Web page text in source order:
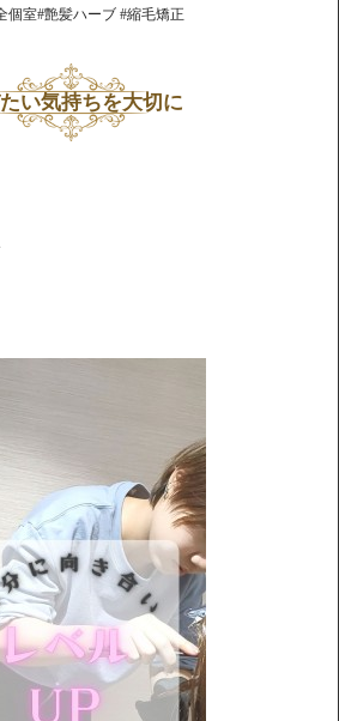
個室#艶髪ハーブ #縮毛矯正
い気持ちを大切に